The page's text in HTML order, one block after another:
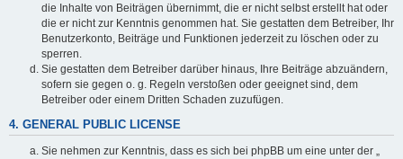
die Inhalte von Beiträgen übernimmt, die er nicht selbst erstellt hat oder
die er nicht zur Kenntnis genommen hat. Sie gestatten dem Betreiber, Ihr
Benutzerkonto, Beiträge und Funktionen jederzeit zu löschen oder zu
sperren.
Sie gestatten dem Betreiber darüber hinaus, Ihre Beiträge abzuändern,
sofern sie gegen o. g. Regeln verstoßen oder geeignet sind, dem
Betreiber oder einem Dritten Schaden zuzufügen.
4. GENERAL PUBLIC LICENSE
Sie nehmen zur Kenntnis, dass es sich bei phpBB um eine unter der „